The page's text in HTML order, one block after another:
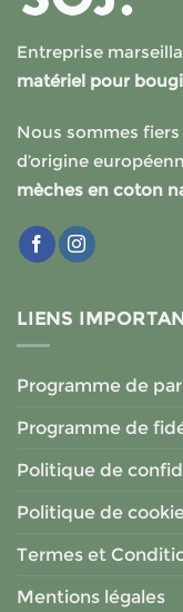
Entreprise
matériel pour
Nous sommes
d’origine
mèches en coton
LIENS
Programme de
Programme de
Politique de
Politique de
Termes et
Mentions légales